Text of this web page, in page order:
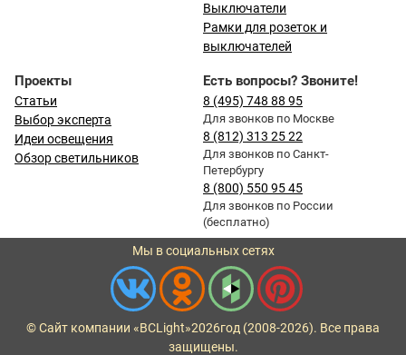
Выключатели
Рамки для розеток и
выключателей
Проекты
Статьи
Выбор эксперта
Идеи освещения
Обзор светильников
Есть вопросы? Звоните!
8 (495) 748 88 95
Для звонков по Москве
8 (812) 313 25 22
Для звонков по Санкт-
Петербургу
8 (800) 550 95 45
Для звонков по России
(бесплатно)
Мы в социальных сетях
© Сайт компании «BCLight»2026год (2008-2026). Все права
защищены.